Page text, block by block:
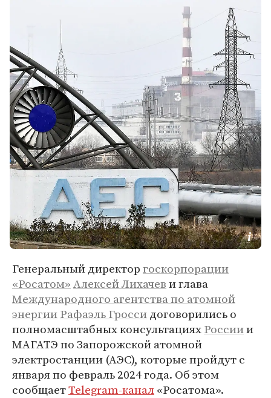
Генеральный директоргоскорпорации
«Росатом»Алексей Лихачеви глава
Международного агентства по атомной
энергииРафаэль Гроссидоговорились о
полномасштабных консультацияхРоссиии
МАГАТЭ по Запорожской атомной
электростанции (АЭС), которые пройдут с
января по февраль 2024 года. Об этом
сообщаетTelegram-канал«Росатома».